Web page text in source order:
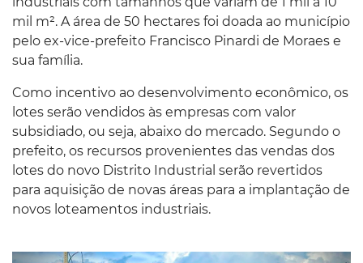
mil m². A área de 50 hectares foi doada ao município
pelo ex-vice-prefeito Francisco Pinardi de Moraes e
sua família.
Como incentivo ao desenvolvimento econômico, os
lotes serão vendidos às empresas com valor
subsidiado, ou seja, abaixo do mercado. Segundo o
prefeito, os recursos provenientes das vendas dos
lotes do novo Distrito Industrial serão revertidos
para aquisição de novas áreas para a implantação de
novos loteamentos industriais.